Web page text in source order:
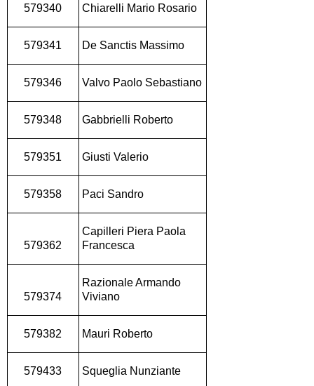
579340 Chiarelli Mario Rosario
579341 De Sanctis Massimo
579346 Valvo Paolo Sebastiano
579348 Gabbrielli Roberto
579351 Giusti Valerio
579358 Paci Sandro
579362
Capilleri Piera Paola
Francesca
579374
Razionale Armando
Viviano
579382 Mauri Roberto
579433 Squeglia Nunziante